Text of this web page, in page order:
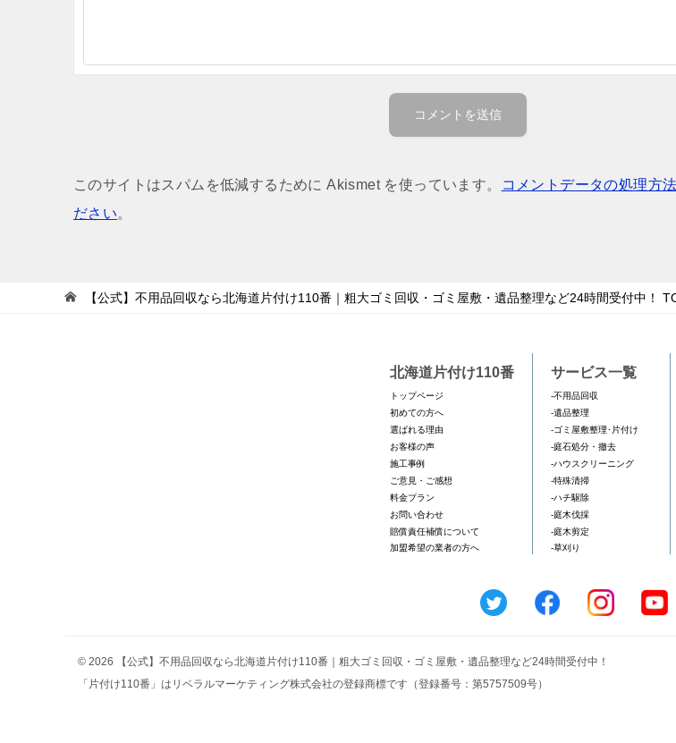
このサイトはスパムを低減するために Akismet を使っています。
コメントデータの処理方
ださい。
【公式】不用品回収なら北海道片付け110番｜粗大ゴミ回収・ゴミ屋敷・遺品整理など24時間受付中！
北海道片付け110番
トップページ
初めての方へ
選ばれる理由
お客様の声
施工事例
ご意見・ご感想
料金プラン
お問い合わせ
賠償責任補償について
加盟希望の業者の方へ
サービス一覧
-不用品回収
-遺品整理
-ゴミ屋敷整理･片付け
-庭石処分・撤去
-ハウスクリーニング
-特殊清掃
-ハチ駆除
-庭木伐採
-庭木剪定
-草刈り
© 2026 【公式】不用品回収なら北海道片付け110番｜粗大ゴミ回収・ゴミ屋敷・遺品整理など24時間受付中！
「片付け110番」はリベラルマーケティング株式会社の登録商標です（登録番号：第5757509号）